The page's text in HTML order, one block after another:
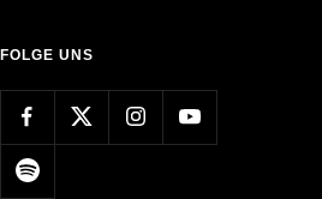
FOLGE UNS